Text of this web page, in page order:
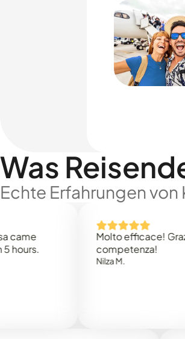
Was
Echte Erfahrungen
Molto efficace! Grazie per
competenza!